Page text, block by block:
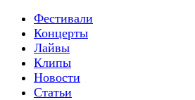
Фестивали
Концерты
Лайвы
Клипы
Новости
Статьи